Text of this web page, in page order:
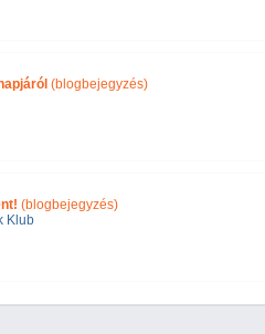
(blogbejegyzés)
(blogbejegyzés)
Klub